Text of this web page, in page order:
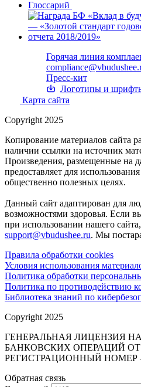
Глоссарий
Горячая линия
Пресс-кит
Логотипы и
Карта сайта
Copyright 2025
Копирование материалов сайта
наличии ссылки на источник
Произведения, размещенные на
предоставляет для
общественно полезных целях.
Данный сайт адаптирован для
возможностями здоровья. Если
при использовании нашего
support@vbudushee.ru. Мы
Правила обработки cookies
Условия использования
Политика обработки
Политика по противодействию
Библиотека знаний по
Copyright 2025
ГЕНЕРАЛЬНАЯ ЛИЦЕНЗИЯ
БАНКОВСКИХ ОПЕРАЦИЙ ОТ
РЕГИСТРАЦИОННЫЙ НОМЕР
Обратная связь